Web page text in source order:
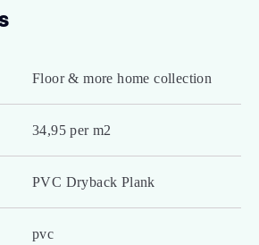
Floor & more home collection
34,95 per m2
PVC Dryback Plank
pvc